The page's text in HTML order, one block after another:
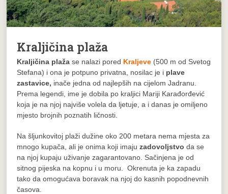
Kraljičina plaža
Kraljičina plaža se nalazi pored Kraljeve (500 m od Svetog
Stefana) i ona je potpuno privatna, nosilac je i plave
zastavice, inače jedna od najlepših na cijelom Jadranu.
Prema legendi, ime je dobila po kraljici Mariji Karađorđević
koja je na njoj najviše volela da ljetuje, a i danas je omiljeno
mjesto brojnih poznatih ličnosti.
Na šljunkovitoj plaži dužine oko 200 metara nema mjesta za
mnogo kupača, ali je onima koji imajuzadovoljstvoda se
na njoj kupaju uživanje zagarantovano. Sačinjena je od
sitnog pijeska na kopnu i u moru. Okrenuta je ka zapadu
tako da omogućava boravak na njoj do kasnih popodnevnih
časova.